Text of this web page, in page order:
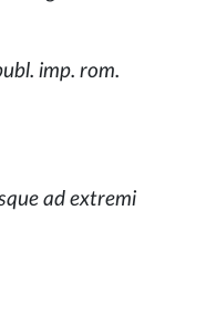
imp. rom.
ad extremi